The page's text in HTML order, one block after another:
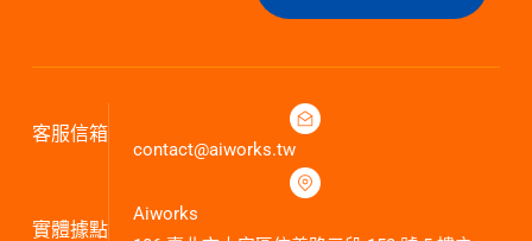
客服信箱
contact@aiworks.tw
實體據點
Aiworks